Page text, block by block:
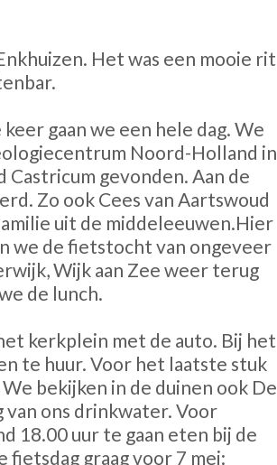
Het was een mooie rit
keer gaan we een hele dag. We
Noord-Holland in
gevonden. Aan de
Zo ook Cees van Aartswoud
uit de middeleeuwen.Hier
we de fietstocht van ongeveer
Wijk aan Zee weer terug
de lunch.
kerkplein met de auto. Bij het
te huur. Voor het laatste stuk
bekijken in de duinen ook De
ons drinkwater. Voor
18.00 uur te gaan eten bij de
fietsdag graag voor 7 mei: